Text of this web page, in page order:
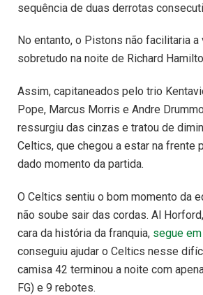
sequência de duas derrotas
No entanto, o Pistons não facilitaria
sobretudo na noite de Richard
Assim, capitaneados pelo trio
Pope, Marcus Morris e Andre
ressurgiu das cinzas e tratou de
Celtics, que chegou a estar na frente
dado momento da partida.
O Celtics sentiu o bom momento da
não soube sair das cordas. Al
cara da história da franquia, segue
conseguiu ajudar o Celtics nesse
camisa 42 terminou a noite com
FG) e 9 rebotes.